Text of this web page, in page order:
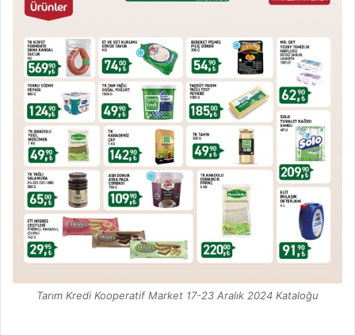
Tarım Kredi Kooperatif Market 17-23 Aralık 2024 Kataloğu